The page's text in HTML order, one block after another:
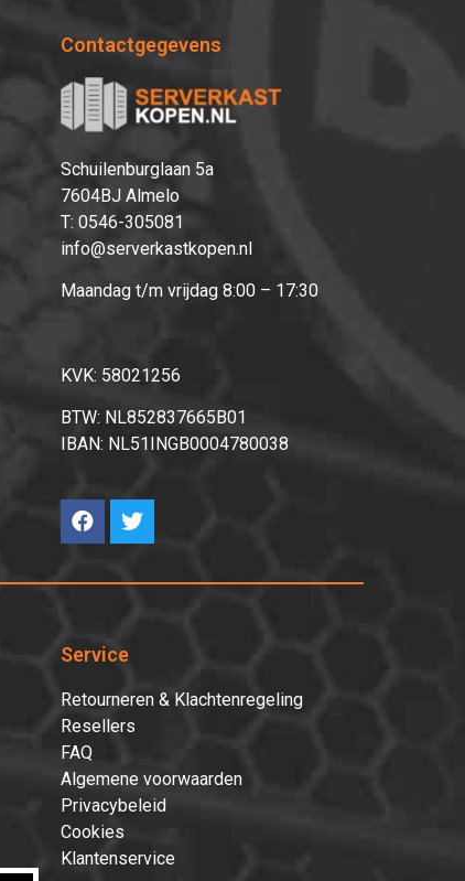
Contactgegevens
Schuilenburglaan 5a
7604BJ Almelo
T: 0546-305081
info@serverkastkopen.nl
Maandag t/m vrijdag 8:00 – 17:30
KVK: 58021256
BTW: NL852837665B01
IBAN: NL51INGB0004780038
Service
Retourneren & Klachtenregeling
Resellers
FAQ
Algemene voorwaarden
Privacybeleid
Cookies
Klantenservice